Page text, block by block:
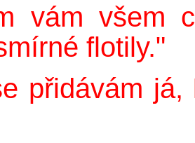
vám všem
flotily."
přidávám já,